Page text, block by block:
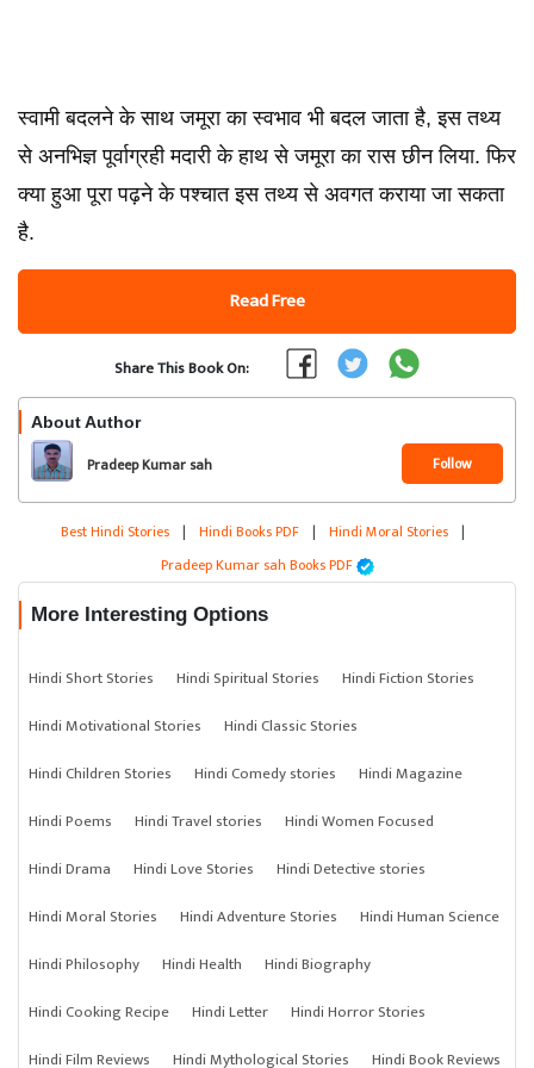
स्वामी बदलने के साथ जमूरा का स्वभाव भी बदल जाता है, इस तथ्य
से अनभिज्ञ पूर्वाग्रही मदारी के हाथ से जमूरा का रास छीन लिया. फिर
क्या हुआ पूरा पढ़ने के पश्चात इस तथ्य से अवगत कराया जा सकता
है.
Read Free
Share This Book On:
About Author
Pradeep Kumar sah Follow
Best Hindi Stories | Hindi Books PDF | Hindi Moral Stories |
Pradeep Kumar sah Books PDF
More Interesting Options
Hindi Short Stories Hindi Spiritual Stories
Hindi Fiction Stories
Hindi Motivational Stories
Hindi Classic Stories
Hindi Children Stories
Hindi Comedy stories
Hindi Magazine
Hindi Poems
Hindi Travel stories
Hindi Women Focused
Hindi Drama
Hindi Love Stories
Hindi Detective stories
Hindi Moral Stories
Hindi Adventure Stories
Hindi Human Science
Hindi Philosophy
Hindi Health
Hindi Biography
Hindi Cooking Recipe
Hindi Letter
Hindi Horror Stories
Hindi Film Reviews
Hindi Mythological Stories Hindi Book Reviews